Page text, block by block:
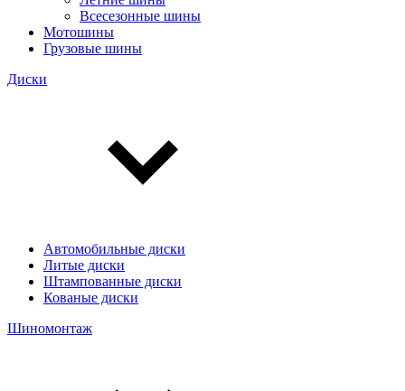
Всесезонные шины
Мотошины
Грузовые шины
Диски
Автомобильные диски
Литые диски
Штампованные диски
Кованые диски
Шиномонтаж